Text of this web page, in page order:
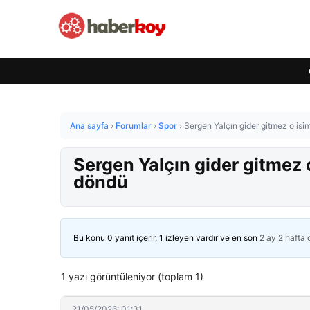
Ana sayfa › Forumlar › Spor › Sergen Yalçın gider gitmez o
Sergen Yalçın gider
döndü
Bu konu 0 yanıt içerir, 1 izleyen vardır ve en son 2 ay 2 hafta
1 yazı görüntüleniyor (toplam 1)